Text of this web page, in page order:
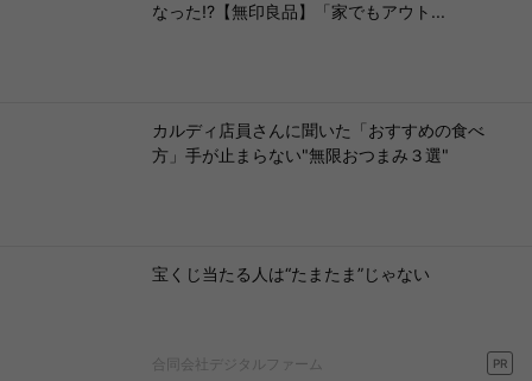
なった!?【無印良品】「家でもアウト...
カルディ店員さんに聞いた「おすすめの食べ
方」手が止まらない"無限おつまみ３選"
宝くじ当たる人は“たまたま”じゃない
合同会社デジタルファーム PR